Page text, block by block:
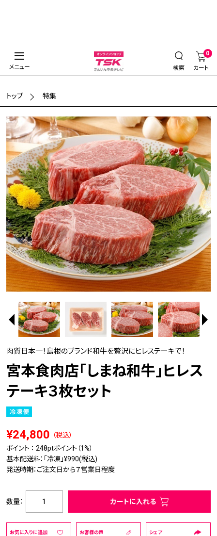
検索 カート
0
メニュー
トップ 特集
肉質日本一！島根のブランド和牛を贅沢にヒレステーキで！
宮本食肉店「しまね和牛」ヒレス
テーキ３枚セット
¥24,800
（税込）
ポイント ： 248ptポイント（1%）
基本配送料：「冷凍」¥990(税込)
発送時期：ご注文日から７営業日程度
数量： カートに入れる
お気に入りに追加 お客様の声 シェア